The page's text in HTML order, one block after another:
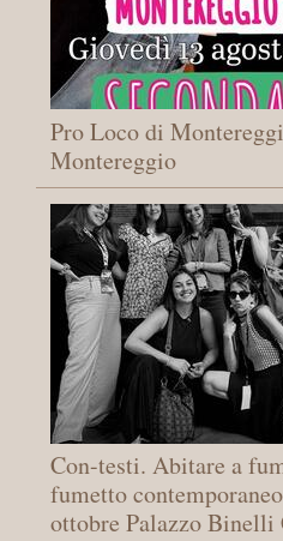
Pro Loco di
Montereggio
Con-testi. Abitare a
fumetto
ottobre Palazzo Binelli